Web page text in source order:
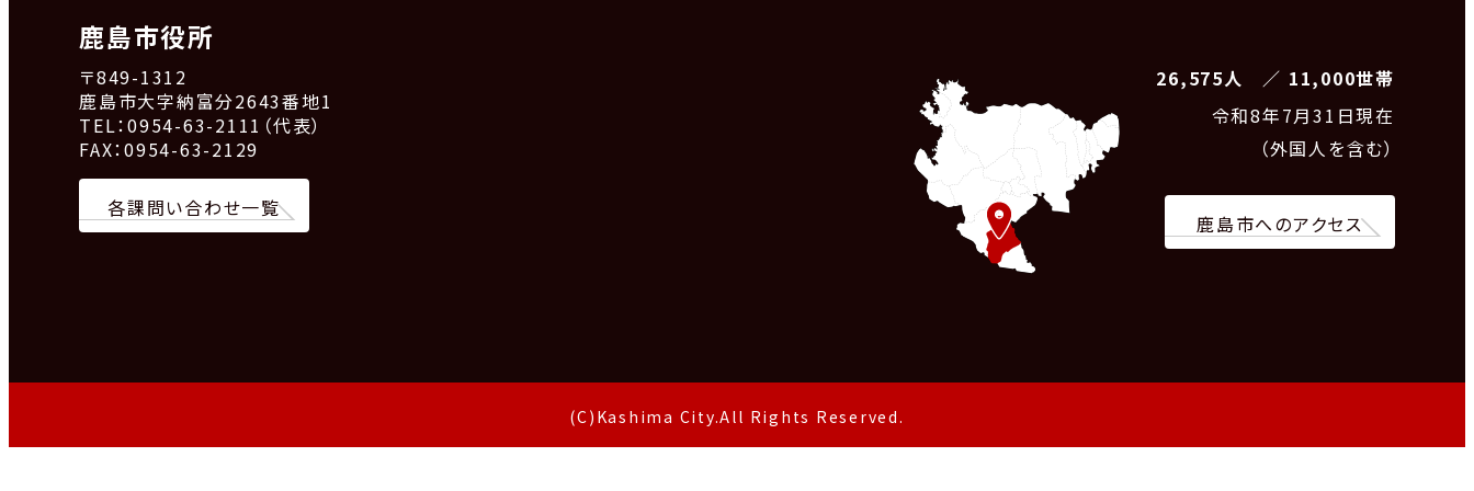
鹿島市役所
〒849-1312
鹿島市大字納富分2643番地1
TEL：0954-63-2111（代表）
FAX：0954-63-2129
各課問い合わせ一覧
26,575人 ／ 11,000世帯
令和8年7月31日現在
（外国人を含む）
鹿島市へのアクセス
(C)Kashima City.All Rights Reserved.